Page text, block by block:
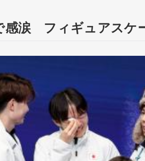
感涙 フィギュアスケ